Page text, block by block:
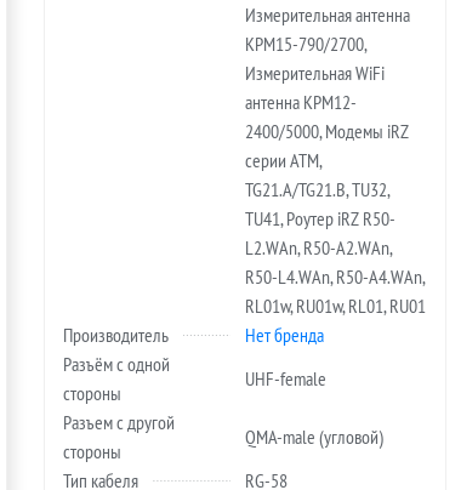
Измерительная антенна
KPM15-790/2700,
Измерительная WiFi
антенна KPM12-
2400/5000, Модемы iRZ
серии ATM,
TG21.A/TG21.B, TU32,
TU41, Роутер iRZ R50-
L2.WAn, R50-A2.WAn,
R50-L4.WAn, R50-A4.WAn,
RL01w, RU01w, RL01, RU01
Производитель
Нет бренда
Разъём с одной
стороны
UHF-female
Разъем с другой
стороны
QMA-male (угловой)
Тип кабеля
RG-58